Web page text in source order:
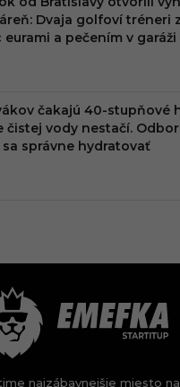
Dvaja golfoví tréneri
eurami a pečením v garáži
čakajú 40-stupňové
čistej vody nestačí.
sa správne hydratovať
najzábavnejšie miesto na